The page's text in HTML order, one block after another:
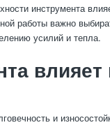
инструмента
работы важно
усилий и тепла.
влияет
и